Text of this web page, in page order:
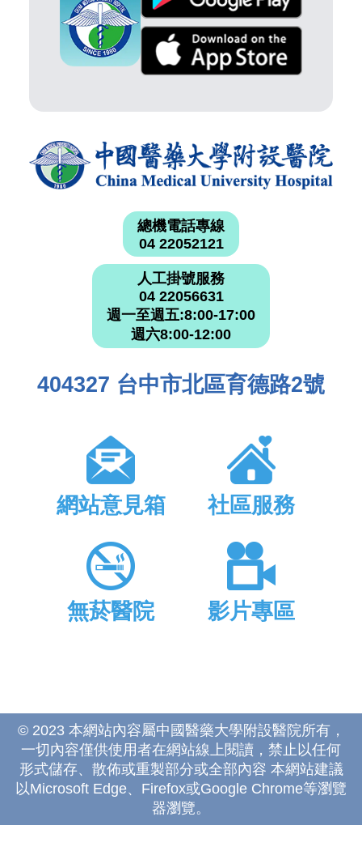
總機電話專線
04 22052121
人工掛號服務
04 22056631
週一至週五:8:00-17:00
週六8:00-12:00
404327 台中市北區育德路2號
網站意見箱 社區服務
無菸醫院 影片專區
© 2023 本網站內容屬中國醫藥大學附設醫院所有，
一切內容僅供使用者在網站線上閱讀，禁止以任何
形式儲存、散佈或重製部分或全部內容 本網站建議
以Microsoft Edge、Firefox或Google Chrome等瀏覽
器瀏覽。